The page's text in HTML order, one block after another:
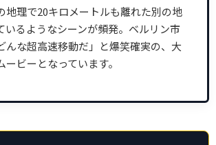
地理で20キロメートルも離れた別の地
いるようなシーンが頻発。ベルリン市
んな超高速移動だ」と爆笑確実の、大
ビーとなっています。